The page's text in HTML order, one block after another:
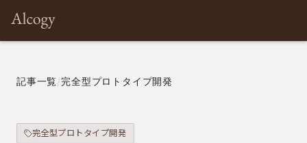
記事一覧/完全型プロトタイプ開発
完全型プロトタイプ開発